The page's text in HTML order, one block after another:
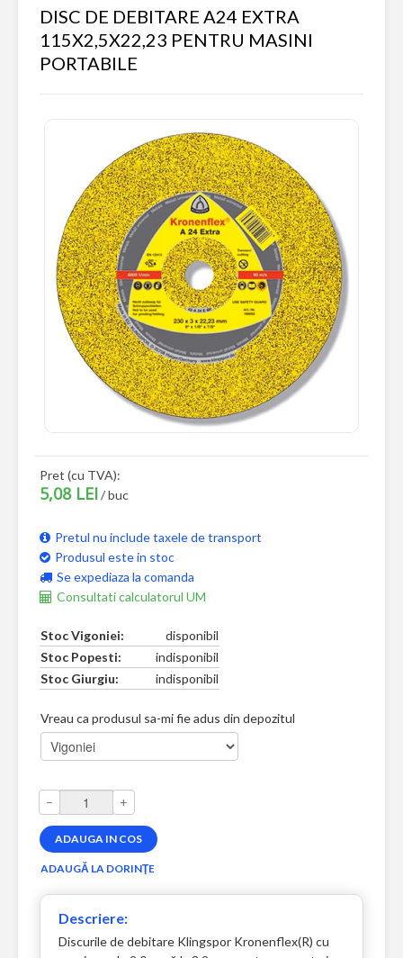
DISC DE DEBITARE A24 EXTRA
115X2,5X22,23 PENTRU MASINI
PORTABILE
Pret (cu TVA):
5,08 LEI/ buc
Pretul nu include taxele de transport
Produsul este in stoc
Se expediaza la comanda
Consultati calculatorul UM
Stoc Vigoniei:
disponibil
Stoc Popesti:
indisponibil
Stoc Giurgiu:
indisponibil
Vreau ca produsul sa-mi fie adus din depozitul
– +
Descriere:
Discurile de debitare Klingspor Kronenflex(R) cu